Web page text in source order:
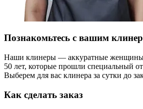
Познакомьтесь с вашим
Наши клинеры — аккуратные женщины
50 лет, которые прошли специальный
Выберем для вас клинера за сутки до
Как сделать заказ